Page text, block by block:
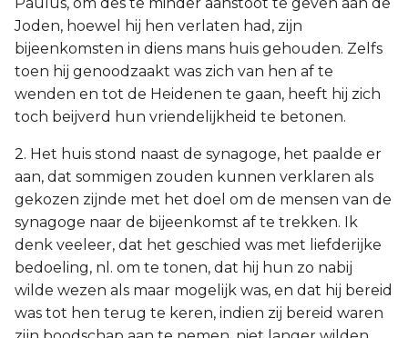
Joden, hoewel hij hen verlaten had, zijn
bijeenkomsten in diens mans huis gehouden. Zelfs
toen hij genoodzaakt was zich van hen af te
wenden en tot de Heidenen te gaan, heeft hij zich
toch beijverd hun vriendelijkheid te betonen.
2. Het huis stond naast de synagoge, het paalde er
aan, dat sommigen zouden kunnen verklaren als
gekozen zijnde met het doel om de mensen van de
synagoge naar de bijeenkomst af te trekken. Ik
denk veeleer, dat het geschied was met liefderijke
bedoeling, nl. om te tonen, dat hij hun zo nabij
wilde wezen als maar mogelijk was, en dat hij bereid
was tot hen terug te keren, indien zij bereid waren